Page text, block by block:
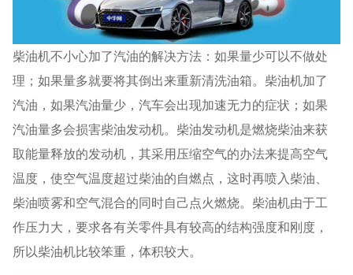
柴油机不小心加了汽油的解决方法：如果量少可以不做处
理；如果量多就要将其倒出来重新清洗油箱。柴油机加了
汽油，如果汽油量少，汽车会出现加速无力的症状；如果
汽油量多会损害柴油发动机。柴油发动机是燃烧柴油来获
取能量释放的发动机，其采用压缩空气的办法来提高空气
温度，使空气温度超过柴油的自燃点，这时再喷入柴油、
柴油喷雾和空气混合的同时自己点火燃烧。柴油机由于工
作压力大，要求各有关零件具有较高的结构强度和刚度，
所以柴油机比较笨重，体积较大。